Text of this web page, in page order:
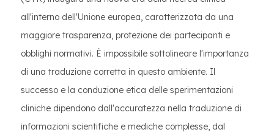
all'interno dell'Unione europea, caratterizzata da una
maggiore trasparenza, protezione dei partecipanti e
obblighi normativi. È impossibile sottolineare l'importanza
di una traduzione corretta in questo ambiente. Il
successo e la conduzione etica delle sperimentazioni
cliniche dipendono dall'accuratezza nella traduzione di
informazioni scientifiche e mediche complesse, dal